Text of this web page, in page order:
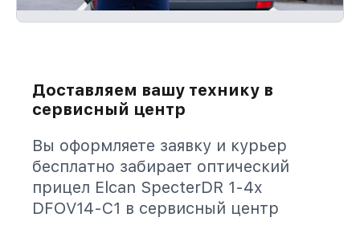
Доставляем вашу технику в
сервисный центр
Вы оформляете заявку и курьер
бесплатно забирает оптический
прицел Elcan SpecterDR 1-4x
DFOV14-C1 в сервисный центр